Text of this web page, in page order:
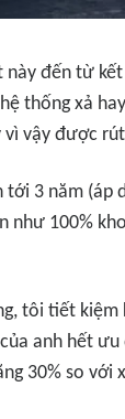
đến từ
thống xả
vậy được
tới 3 năm
100%
tôi tiết kiệm
anh hết
30% so với